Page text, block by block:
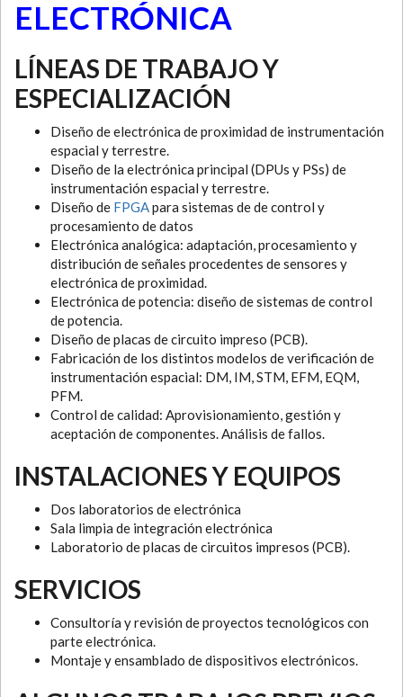
ELECTRÓNICA
LÍNEAS DE TRABAJO Y
ESPECIALIZACIÓN
Diseño de electrónica de proximidad de instrumentación
espacial y terrestre.
Diseño de la electrónica principal (DPUs y PSs) de
instrumentación espacial y terrestre.
Diseño de FPGApara sistemas de de control y
procesamiento de datos
Electrónica analógica: adaptación, procesamiento y
distribución de señales procedentes de sensores y
electrónica de proximidad.
Electrónica de potencia: diseño de sistemas de control
de potencia.
Diseño de placas de circuito impreso (PCB).
Fabricación de los distintos modelos de verificación de
instrumentación espacial: DM, IM, STM, EFM, EQM,
PFM.
Control de calidad: Aprovisionamiento, gestión y
aceptación de componentes. Análisis de fallos.
INSTALACIONES Y EQUIPOS
Dos laboratorios de electrónica
Sala limpia de integración electrónica
Laboratorio de placas de circuitos impresos (PCB).
SERVICIOS
Consultoría y revisión de proyectos tecnológicos con
parte electrónica.
Montaje y ensamblado de dispositivos electrónicos.